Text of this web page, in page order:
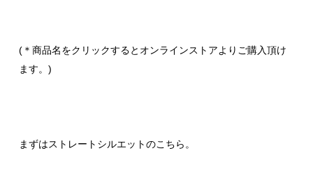
(＊商品名をクリックするとオンラインストアよりご購入頂け
ます。)
まずはストレートシルエットのこちら。